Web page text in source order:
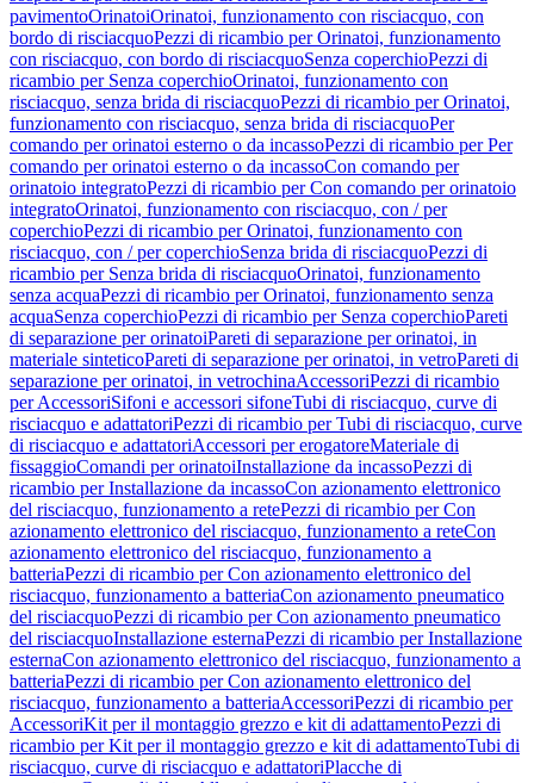
pavimentoOrinatoiOrinatoi, funzionamento con risciacquo, con
bordo di risciacquoPezzi di ricambio per Orinatoi, funzionamento
con risciacquo, con bordo di risciacquoSenza coperchioPezzi di
ricambio per Senza coperchioOrinatoi, funzionamento con
risciacquo, senza brida di risciacquoPezzi di ricambio per Orinatoi,
funzionamento con risciacquo, senza brida di risciacquoPer
comando per orinatoi esterno o da incassoPezzi di ricambio per Per
comando per orinatoi esterno o da incassoCon comando per
orinatoio integratoPezzi di ricambio per Con comando per orinatoio
integratoOrinatoi, funzionamento con risciacquo, con / per
coperchioPezzi di ricambio per Orinatoi, funzionamento con
risciacquo, con / per coperchioSenza brida di risciacquoPezzi di
ricambio per Senza brida di risciacquoOrinatoi, funzionamento
senza acquaPezzi di ricambio per Orinatoi, funzionamento senza
acquaSenza coperchioPezzi di ricambio per Senza coperchioPareti
di separazione per orinatoiPareti di separazione per orinatoi, in
materiale sinteticoPareti di separazione per orinatoi, in vetroPareti di
separazione per orinatoi, in vetrochinaAccessoriPezzi di ricambio
per AccessoriSifoni e accessori sifoneTubi di risciacquo, curve di
risciacquo e adattatoriPezzi di ricambio per Tubi di risciacquo, curve
di risciacquo e adattatoriAccessori per erogatoreMateriale di
fissaggioComandi per orinatoiInstallazione da incassoPezzi di
ricambio per Installazione da incassoCon azionamento elettronico
del risciacquo, funzionamento a retePezzi di ricambio per Con
azionamento elettronico del risciacquo, funzionamento a reteCon
azionamento elettronico del risciacquo, funzionamento a
batteriaPezzi di ricambio per Con azionamento elettronico del
risciacquo, funzionamento a batteriaCon azionamento pneumatico
del risciacquoPezzi di ricambio per Con azionamento pneumatico
del risciacquoInstallazione esternaPezzi di ricambio per Installazione
esternaCon azionamento elettronico del risciacquo, funzionamento a
batteriaPezzi di ricambio per Con azionamento elettronico del
risciacquo, funzionamento a batteriaAccessoriPezzi di ricambio per
AccessoriKit per il montaggio grezzo e kit di adattamentoPezzi di
ricambio per Kit per il montaggio grezzo e kit di adattamentoTubi di
risciacquo, curve di risciacquo e adattatoriPlacche di